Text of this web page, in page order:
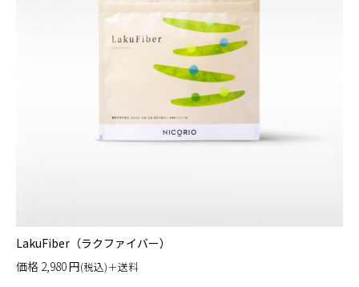
LakuFiber（ラクファイバー）
価格 2,980円(税込)＋送料